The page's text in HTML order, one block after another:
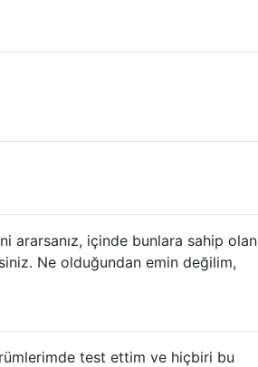
ararsanız, içinde bunlara sahip olan
Ne olduğundan emin değilim,
test ettim ve hiçbiri bu